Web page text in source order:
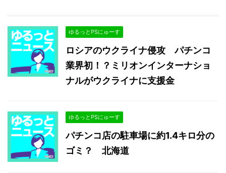
ゆるっとPSにゅーす
ロシアのウクライナ侵攻 パチンコ
業界初！？ミリオンインターナショ
ナルがウクライナに支援金
ゆるっとPSにゅーす
パチンコ店の駐車場に約1.4キロ分の
ゴミ？ 北海道